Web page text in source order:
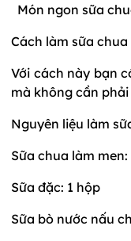
Món ngon sữa
Cách làm sữa
Với cách này bạn
mà không cần phải
Nguyên liệu làm
Sữa chua làm men:
Sữa đặc: 1 hộp
Sữa bò nước nấu